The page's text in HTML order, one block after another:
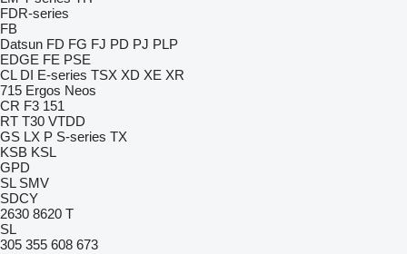
FDR-series
FB
Datsun FD FG FJ PD PJ PLP
EDGE FE PSE
CL DI E-series TSX XD XE XR
715 Ergos Neos
CR F3 151
RT T30 VTDD
GS LX P S-series TX
KSB KSL
GPD
SL SMV
SDCY
2630 8620 T
SL
305 355 608 673